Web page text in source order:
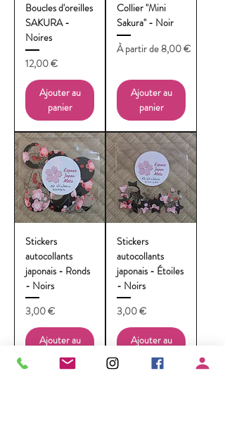
Boucles d'oreilles
SAKURA -
Noires
Prix
12,00 €
Ajouter au
panier
Collier "Mini
Sakura" - Noir
À partir de 8,00 €
Prix promotionnel
Ajouter au
panier
Stickers
autocollants
japonais - Ronds
- Noirs
Prix
3,00 €
Ajouter au
panier
Stickers
autocollants
japonais - Étoiles
- Noirs
Prix
3,00 €
Ajouter au
panier